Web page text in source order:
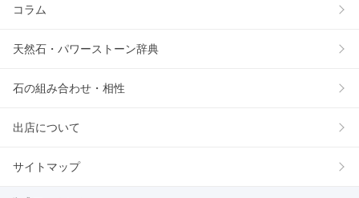
コラム
天然石・パワーストーン辞典
石の組み合わせ・相性
出店について
サイトマップ